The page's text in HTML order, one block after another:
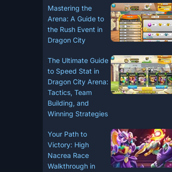
Mastering the
Arena: A Guide to
the Rush Event in
Dragon City
The Ultimate Guide
to Speed Stat in
Dragon City Arena:
Tactics, Team
Building, and
Winning Strategies
Your Path to
Victory: High
Nacrea Race
Walkthrough in